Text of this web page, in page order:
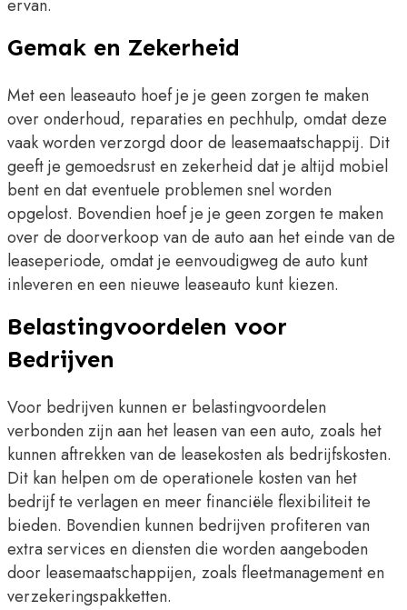
ervan.
Gemak en Zekerheid
Met een leaseauto hoef je je geen zorgen te maken
over onderhoud, reparaties en pechhulp, omdat deze
vaak worden verzorgd door de leasemaatschappij. Dit
geeft je gemoedsrust en zekerheid dat je altijd mobiel
bent en dat eventuele problemen snel worden
opgelost. Bovendien hoef je je geen zorgen te maken
over de doorverkoop van de auto aan het einde van de
leaseperiode, omdat je eenvoudigweg de auto kunt
inleveren en een nieuwe leaseauto kunt kiezen.
Belastingvoordelen voor
Bedrijven
Voor bedrijven kunnen er belastingvoordelen
verbonden zijn aan het leasen van een auto, zoals het
kunnen aftrekken van de leasekosten als bedrijfskosten.
Dit kan helpen om de operationele kosten van het
bedrijf te verlagen en meer financiële flexibiliteit te
bieden. Bovendien kunnen bedrijven profiteren van
extra services en diensten die worden aangeboden
door leasemaatschappijen, zoals fleetmanagement en
verzekeringspakketten.